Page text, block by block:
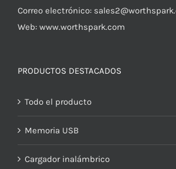
Correo electrónico:
Web: www.worthspark.com
PRODUCTOS DESTACADOS
Todo el producto
Memoria USB
Cargador inalámbrico